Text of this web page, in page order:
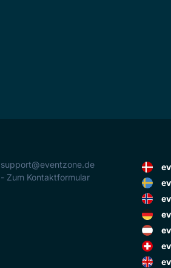
support@eventzone.de
- Zum Kontaktformular